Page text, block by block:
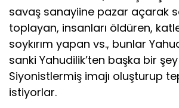
savaş sanayiine pazar açarak
toplayan, insanları öldüren,
soykırım yapan vs., bunlar
sanki Yahudilik’ten başka bir
Siyonistlermiş imajı oluşturup
istiyorlar.